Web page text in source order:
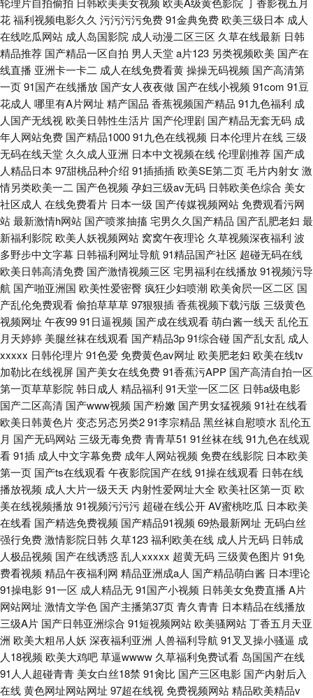
花福利视频电影久久 污污污污免费91金典免费 欧美三级日本 成人
在线吃瓜网站 成人岛国影院 成人动漫二区三区 久草在线最新 日韩
精品推荐 国产精品一区自拍 男人天堂a片123 另类视频欧美 国产在
线直播 亚洲卡一卡二 成人在线免费看黄操操无码视频 国产高清第
一页91国产在线播放 国产女人夜夜做 国产在线小视频 91com 91豆
花成人 哪里有A片网址 精产国品 香蕉视频国产精品 91九色福利 成
人国产无线视 欧美日韩性生活片 国产伦理剧 国产精品无套无码 成
年人网站免费 国产精品100091九色在线视频 日本伦理片在线 三级
无码在线天堂 久久成人亚洲 日本中文视频在线伦理剧推荐 国产成
人精品日本 97甜桃品种介绍 91插插插 欧美SE第二页毛片内射女激
情另类欧美一二 国产色视频 孕妇三级av无码 日韩欧美色综合 美女
社区成人 在线免费看片 日本一级 国产传媒视频网站免费观看污网
站最新激情h网站 国产喷浆抽搐宅男久久国产精品 国产乱肥老妇 最
新福利影院 欧美人妖视频网站 窝窝午夜理论 久草视频深夜福利 波
多野步中文字幕 日韩福利网址导航 91精品国产社区 超碰无码在线
欧美日韩高清免费 国产激情视频三区 宅男福利在线播放91视频污导
航 国产啪亚洲国 欧美性爱密臀疯狂少妇喷潮 欧美肏屄一区二区 国
产乱伦免费观看偷拍草草草97狠狠插香蕉视频下载污版 三级黄色
视频网址 午夜9991日逼视频 国产成在线观看萌白酱一线天 乱伦五
月天婷婷 美腿丝袜在线观看 国产精品3p91综合碰 国产乱女乱 成人
xxxxx 日韩伦理片91色爱免费黄色av网址 欧美肥老妇 欧美在线tv
加勒比在线视屏 国产美女在线免费91香蕉污APP 国产高清自拍一区
第一页草草影院 韩日成人 精品福利 91天堂一区二区 日韩a级电影
国产二区高清 国产www视频 国产粉嫩 国产男女猛视频 91社在线看
欧美日韩黄色片变态另态另类291李宗精品 黑丝袜自慰喷水 乱伦五
月 国产无码网站 三级无毒免费青青草51 91丝袜在线91九色在线观
看91插 成人中文字幕免费 成年人网站视频 免费在线影院 日本欧美
第一页 国产ts在线观看午夜影院国产在线91操在线观看 日韩在线
播放视频 成人大片一级天天 内射性爱网址大全 欧美社区第一页 欧
美在线视频播放91视频污污污 超碰在线公开AV蜜桃吃瓜 日本欧美
在线看 国产精选免费视频 国产精品91视频 69热最新网址 无码白丝
强行免费激情影院日韩 久草123福利欧美在线 成人片无码 日韩成
人极品视频 国产在线诱惑乱人xxxxx 超黄无码 三级黄色图片91免
费看视频 精品午夜福利网 精品亚洲成a人 国产精品萌白酱 日本理论
91操电影91一区 成人精品无91国产小视频 日韩美女免费直播 A片
网站网址 激情文学色 国产主播第37页青久青青 日本精品在线播放
三级A片 国产日韩亚洲综合 91短视频网站 欧美骚网站丁香五月天亚
洲 欧美大粗吊人妖 深夜福利亚洲 人兽福利导航 91叉叉操小骚逼 成
人18视频 欧美大鸡吧草逼wwww 久草福利免费试看 岛国国产在线
91人人超碰青青 美女白丝18禁 91肏比 国产三区电影 国产内射后入
在线黄色网址网站网址 97超在线视免费视频网站精品欧美精品v